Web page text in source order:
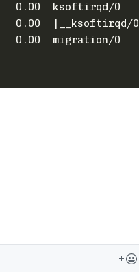
ksoftirqd/0
|__ksoftirqd/0
migration/0